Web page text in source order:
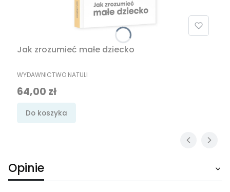
Jak zrozumieć małe dziecko
PRODUCENT
WYDAWNICTWO NATULI
Cena
64,00 zł
Do koszyka
Opinie